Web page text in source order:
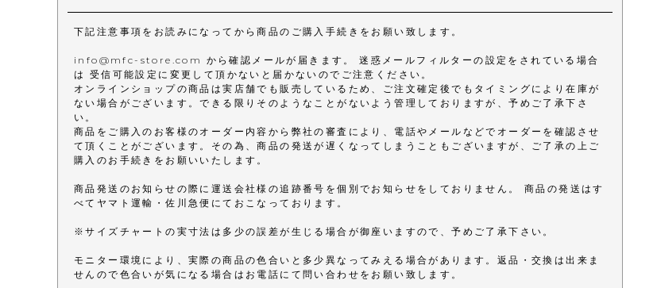
下記注意事項をお読みになってから商品のご購入手続きをお願い致します。
info@mfc-store.com から確認メールが届きます。 迷惑メールフィルターの設定をされている場合
は 受信可能設定に変更して頂かないと届かないのでご注意ください。
オンラインショップの商品は実店舗でも販売しているため、ご注文確定後でもタイミングにより在庫が
ない場合がございます。できる限りそのようなことがないよう管理しておりますが、予めご了承下さ
い。
商品をご購入のお客様のオーダー内容から弊社の審査により、電話やメールなどでオーダーを確認させ
て頂くことがございます。その為、商品の発送が遅くなってしまうこともございますが、ご了承の上ご
購入のお手続きをお願いいたします。
商品発送のお知らせの際に運送会社様の追跡番号を個別でお知らせをしておりません。 商品の発送はす
べてヤマト運輸・佐川急便にておこなっております。
※サイズチャートの実寸法は多少の誤差が生じる場合が御座いますので、予めご了承下さい。
モニター環境により、実際の商品の色合いと多少異なってみえる場合があります。返品・交換は出来ま
せんので色合いが気になる場合はお電話にて問い合わせをお願い致します。